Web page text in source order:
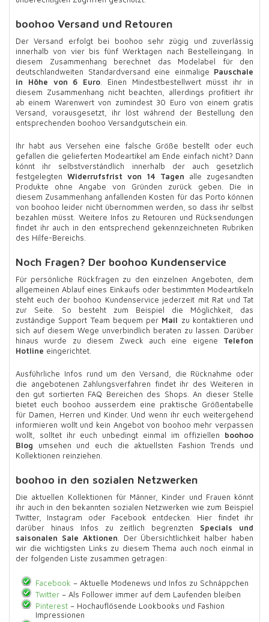
boohoo Versand und Retouren
Der Versand erfolgt bei boohoo sehr zügig und zuverlässig
innerhalb von vier bis fünf Werktagen nach Bestelleingang. In
diesem Zusammenhang berechnet das Modelabel für den
deutschlandweiten Standardversand eine einmalige Pauschale
in Höhe von 6 Euro . Einen Mindestbestellwert müsst ihr in
diesem Zusammenhang nicht beachten, allerdings profitiert ihr
ab einem Warenwert von zumindest 30 Euro von einem gratis
Versand, vorausgesetzt, ihr löst während der Bestellung den
entsprechenden boohoo Versandgutschein ein.
Ihr habt aus Versehen eine falsche Größe bestellt oder euch
gefallen die gelieferten Modeartikel am Ende einfach nicht? Dann
könnt ihr selbstverständlich innerhalb der auch gesetzlich
festgelegtenWiderrufsfrist von 14 Tagen alle zugesandten
Produkte ohne Angabe von Gründen zurück geben. Die in
diesem Zusammenhang anfallenden Kosten für das Porto können
von boohoo leider nicht übernommen werden, so dass ihr selbst
bezahlen müsst. Weitere Infos zu Retouren und Rücksendungen
findet ihr auch in den entsprechend gekennzeichneten Rubriken
des Hilfe-Bereichs.
Noch Fragen? Der boohoo Kundenservice
Für persönliche Rückfragen zu den einzelnen Angeboten, dem
allgemeinen Ablauf eines Einkaufs oder bestimmten Modeartikeln
steht euch der boohoo Kundenservice jederzeit mit Rat und Tat
zur Seite. So besteht zum Beispiel die Möglichkeit, das
zuständige Support Team bequem per Mail zu kontaktieren und
sich auf diesem Wege unverbindlich beraten zu lassen. Darüber
hinaus wurde zu diesem Zweck auch eine eigene Telefon
Hotline eingerichtet.
Ausführliche Infos rund um den Versand, die Rücknahme oder
die angebotenen Zahlungsverfahren findet ihr des Weiteren in
den gut sortierten FAQ Bereichen des Shops. An dieser Stelle
bietet euch boohoo ausserdem eine praktische Größentabelle
für Damen, Herren und Kinder. Und wenn ihr euch weitergehend
informieren wollt und kein Angebot von boohoo mehr verpassen
wollt, solltet ihr euch unbedingt einmal im offiziellen boohoo
Blog umsehen und euch die aktuellsten Fashion Trends und
Kollektionen reinziehen.
boohoo in den sozialen Netzwerken
Die aktuellen Kollektionen für Männer, Kinder und Frauen könnt
ihr auch in den bekannten sozialen Netzwerken wie zum Beispiel
Twitter, Instagram oder Facebook entdecken. Hier findet ihr
darüber hinaus Infos zu zeitlich begrenzten Specials und
saisonalen Sale Aktionen. Der Übersichtlichkeit halber haben
wir die wichtigsten Links zu diesem Thema auch noch einmal in
der folgenden Liste zusammen getragen:
Facebook – Aktuelle Modenews und Infos zu Schnäppchen
Twitter– Als Follower immer auf dem Laufenden bleiben
Pinterest– Hochauflösende Lookbooks und Fashion
Impressionen